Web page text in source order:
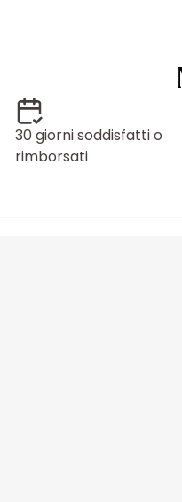
30 giorni soddisfatti o
rimborsati